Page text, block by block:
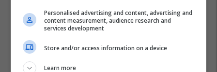
Personalised advertising and content, advertising and
content measurement, audience research and
services development
Store and/or access information on a device
Learn more